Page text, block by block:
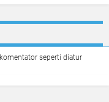
seperti diatur